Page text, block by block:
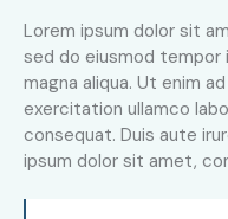
Lorem ipsum dolor sit
sed do eiusmod
magna aliqua. Ut enim
exercitation ullamco
consequat. Duis aute
ipsum dolor sit amet,